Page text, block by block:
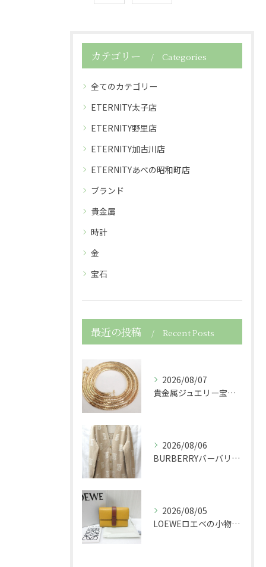
カテゴリー Categories
全てのカテゴリー
ETERNITY太子店
ETERNITY野里店
ETERNITY加古川店
ETERNITYあべの昭和町店
ブランド
貴金属
時計
金
宝石
最近の投稿 Recent Posts
2026/08/07
貴金属ジュエリー宝石750K18金製の喜平ネックレスを買取さ...
2026/08/06
BURBERRYバーバリーの服アパレルTBニットカーディガン...
2026/08/05
LOEWEロエベの小物レザースモールバーティカルウォレット財...